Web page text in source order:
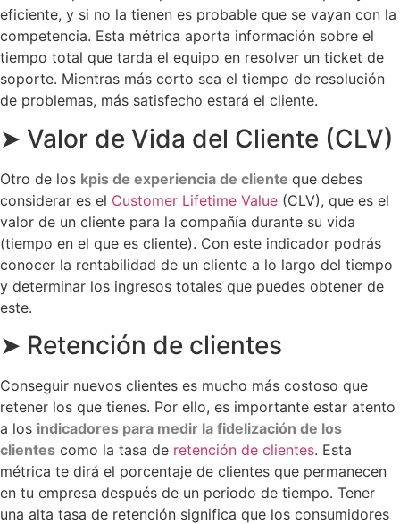
eficiente, y si no la tienen es probable que se vayan con la
competencia. Esta métrica aporta información sobre el
tiempo total que tarda el equipo en resolver un ticket de
soporte. Mientras más corto sea el tiempo de resolución
de problemas, más satisfecho estará el cliente.
➤ Valor de Vida del Cliente (CLV)
Otro de los kpis de experiencia de cliente que debes
considerar es el Customer Lifetime Value (CLV), que es el
valor de un cliente para la compañía durante su vida
(tiempo en el que es cliente). Con este indicador podrás
conocer la rentabilidad de un cliente a lo largo del tiempo
y determinar los ingresos totales que puedes obtener de
este.
➤ Retención de clientes
Conseguir nuevos clientes es mucho más costoso que
retener los que tienes. Por ello, es importante estar atento
a los indicadores para medir la fidelización de los
clientes como la tasa de retención de clientes. Esta
métrica te dirá el porcentaje de clientes que permanecen
en tu empresa después de un periodo de tiempo. Tener
una alta tasa de retención significa que los consumidores